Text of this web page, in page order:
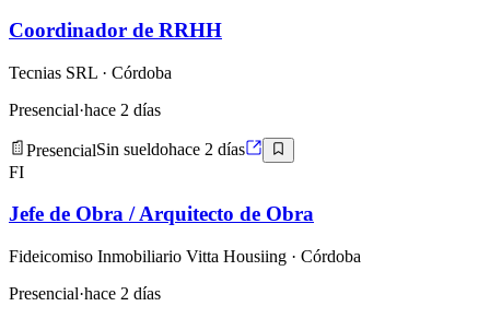
Coordinador de RRHH
Tecnias SRL · Córdoba
Presencial·hace 2 días
PresencialSin sueldohace 2 días
FI
Jefe de Obra / Arquitecto de Obra
Fideicomiso Inmobiliario Vitta Housiing · Córdoba
Presencial·hace 2 días